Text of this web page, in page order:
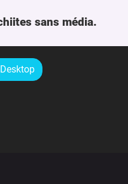
sans média.